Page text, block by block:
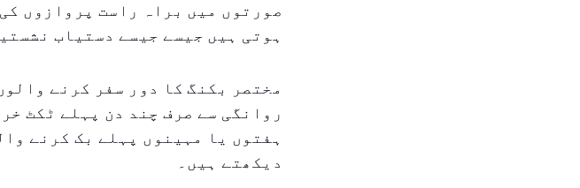
صورتوں میں براہ راست پروازوں
ہوتی ہیں جیسے جیسے دستیاب
مختصر بکنگ کا دور سفر کرنے
روانگی سے صرف چند دن پہلے ٹکٹ
ہفتوں یا مہینوں پہلے بک کرنے
دیکھتے ہیں۔